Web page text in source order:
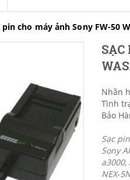
pin cho máy ảnh Sony FW-50
Nhãn
Tình
Bảo
Sạc
Sony
a3000,